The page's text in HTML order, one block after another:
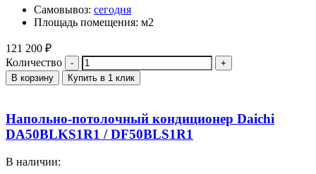
Самовывоз: сегодня
Площадь помещения: м2
121 200 ₽
Количество
В корзину Купить в 1 клик
Напольно-потолочный кондиционер Daichi
DA50BLKS1R1 / DF50BLS1R1
В наличии: